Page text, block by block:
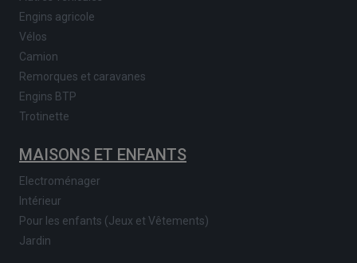
Engins agricole
Vélos
Camion
Remorques et caravanes
Engins BTP
Trotinette
MAISONS ET ENFANTS
Electroménager
Intérieur
Pour les enfants (Jeux et Vêtements)
Jardin